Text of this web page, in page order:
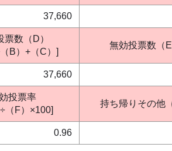
37,660
票数（D）
B）+（C）]
無効投票数（E
37,660
投票率
（F）×100]
持ち帰りその他
0.96